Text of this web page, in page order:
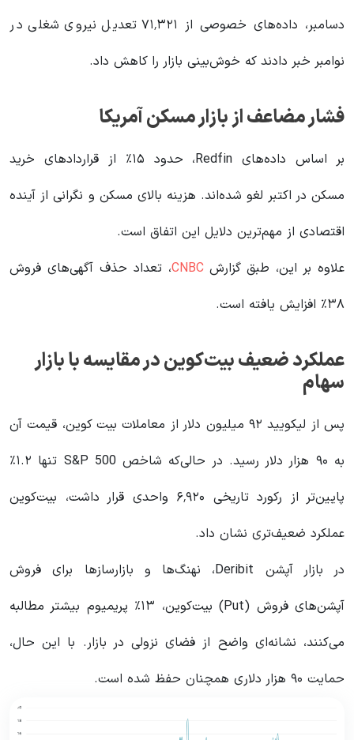
دسامبر، داده‌های خصوصی از ۷۱٬۳۲۱ تعدیل نیروی شغلی در
نوامبر خبر دادند که خوش‌بینی بازار را کاهش داد.
فشار مضاعف از بازار مسکن آمریکا
بر اساس داده‌های Redfin، حدود ۱۵٪ از قراردادهای خرید
مسکن در اکتبر لغو شده‌اند. هزینه بالای مسکن و نگرانی از آینده
اقتصادی از مهم‌ترین دلایل این اتفاق است.
علاوه بر این، طبق گزارشCNBC، تعداد حذف آگهی‌های فروش
۳۸٪ افزایش یافته است.
عملکرد ضعیف بیت‌کوین در مقایسه با بازار
سهام
پس از لیکویید ۹۲ میلیون دلار از معاملات بیت کوین، قیمت آن
به ۹۰ هزار دلار رسید. در حالی‌که شاخص S&P 500 تنها ۱.۲٪
پایین‌تر از رکورد تاریخی ۶٬۹۲۰ واحدی قرار داشت، بیت‌کوین
عملکرد ضعیف‌تری نشان داد.
در بازار آپشن Deribit، نهنگ‌ها و بازارسازها برای فروش
آپشن‌های فروش (Put) بیت‌کوین، ۱۳٪ پریمیوم بیشتر مطالبه
می‌کنند، نشانه‌ای واضح از فضای نزولی در بازار. با این حال،
حمایت ۹۰ هزار دلاری همچنان حفظ شده است.